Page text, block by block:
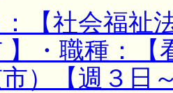
【社会福祉
】・職種：
市）【週３日